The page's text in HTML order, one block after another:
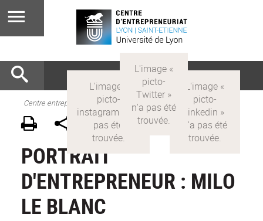
Centre entrepreneuriat
PORTRAIT
D'ENTREPRENEUR : MILO
LE BLANC